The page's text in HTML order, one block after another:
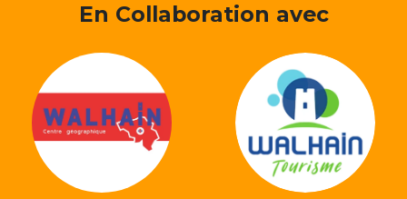
En Collaboration avec